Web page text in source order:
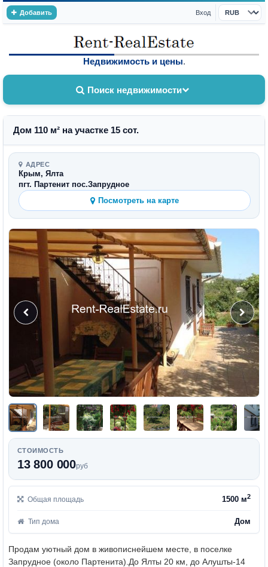
Добавить Вход
Валюта
Недвижимость и цены.
Поиск недвижимости
Дом 110 м² на участке 15 сот.
АДРЕС
Крым, Ялта
пгт. Партенит пос.Запрудное
Посмотреть на карте
СТОИМОСТЬ
13 800 000руб
Общая площадь 1500 м2
Тип дома Дом
Продам уютный дом в живописнейшем месте, в поселке
Запрудное (около Партенита).До Ялты 20 км, до Алушты-14